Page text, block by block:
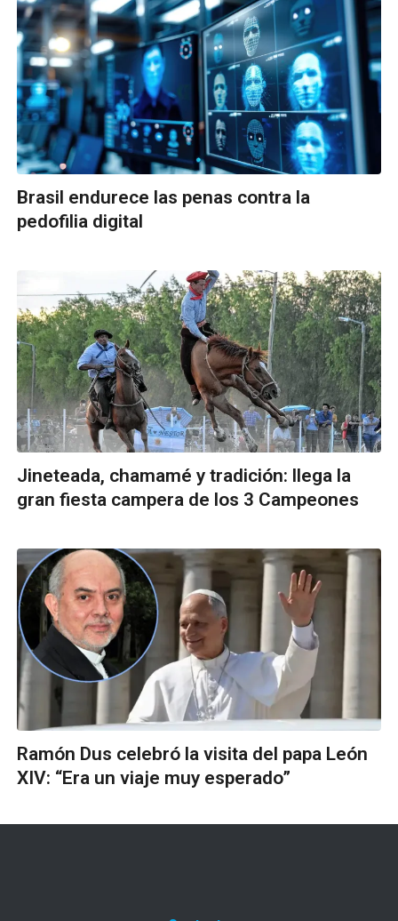
Brasil endurece las penas contra la
pedofilia digital
Jineteada, chamamé y tradición: llega la
gran fiesta campera de los 3 Campeones
Ramón Dus celebró la visita del papa León
XIV: “Era un viaje muy esperado”